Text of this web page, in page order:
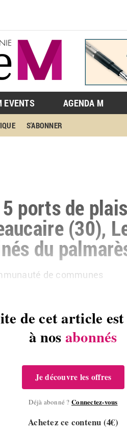
EVENTS AGENDA M
S'ABONNER
ports de
(30),
du
de communes
de cet article est
à nosabonnés
Je découvre les offres
Déjà abonné ? Connectez-vous
Achetez ce contenu (4€)